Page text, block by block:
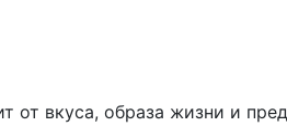
вкуса, образа жизни и